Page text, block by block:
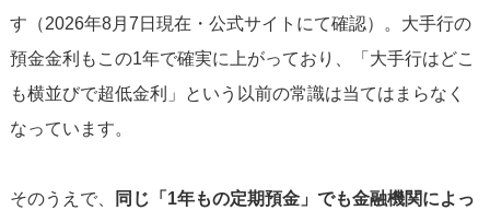
す（2026年8月7日現在・公式サイトにて確認）。大手行の
預金金利もこの1年で確実に上がっており、「大手行はどこ
も横並びで超低金利」という以前の常識は当てはまらなく
なっています。
そのうえで、
同じ「1年もの定期預金」でも金融機関によっ